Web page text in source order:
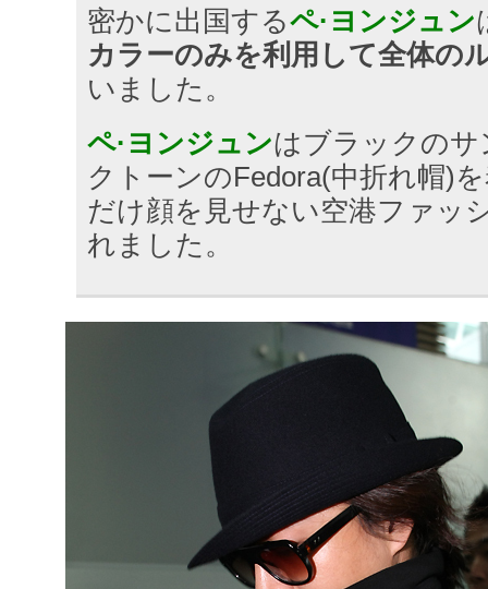
密かに出国するペ·ヨンジュン
カラーのみを利用して全体の
いました。
ペ·ヨンジュンはブラックの
クトーンのFedora(中折れ帽)
だけ顔を見せない空港ファッ
れました。